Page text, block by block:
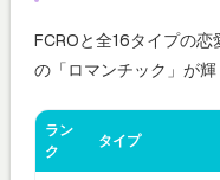
FCROと全16タイプの
の「ロマンチック」が輝
ラン
ク
タイプ